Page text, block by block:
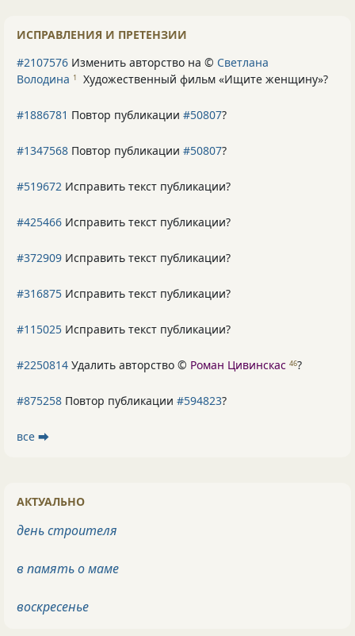
ИСПРАВЛЕНИЯ И ПРЕТЕНЗИИ
#2107576 Изменить авторство на © Светлана
Володина 1 Художественный фильм «Ищите женщину»?
#1886781 Повтор публикации #50807?
#1347568 Повтор публикации #50807?
#519672 Исправить текст публикации?
#425466 Исправить текст публикации?
#372909 Исправить текст публикации?
#316875 Исправить текст публикации?
#115025 Исправить текст публикации?
#2250814 Удалить авторство © Роман Цивинскас 46?
#875258 Повтор публикации #594823?
все ⮕
АКТУАЛЬНО
день строителя
в память о маме
воскресенье